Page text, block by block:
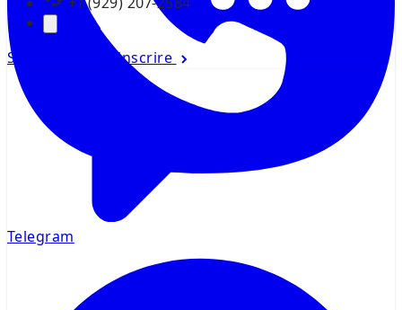
Se connecter S'inscrire
Telegram